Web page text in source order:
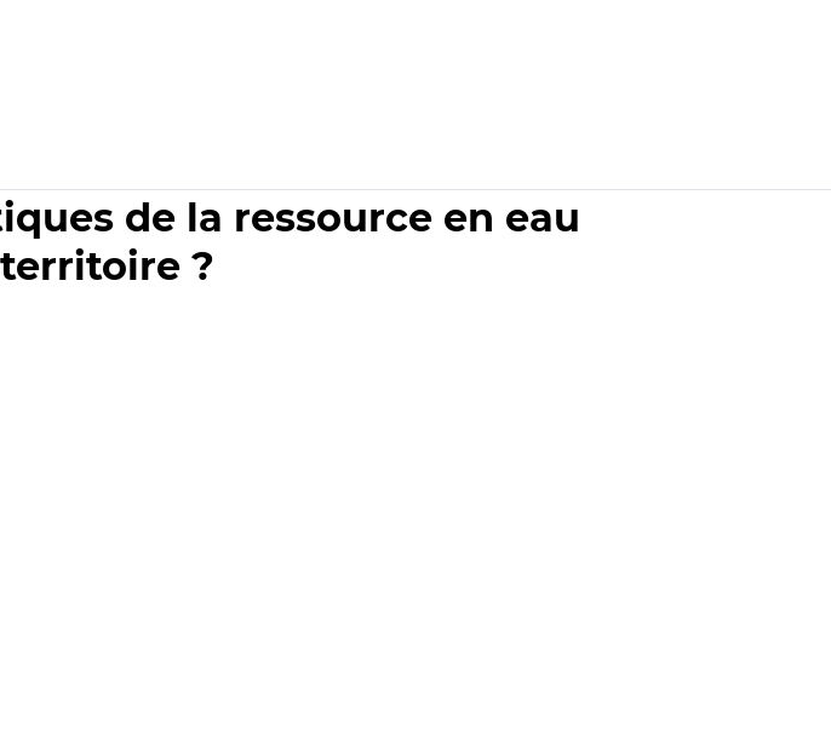
de la ressource en eau
?